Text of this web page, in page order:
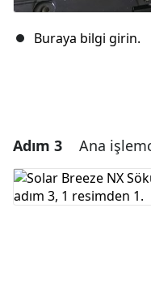
Buraya bilgi girin.
Yorum Ekle
Adım 3 Ana